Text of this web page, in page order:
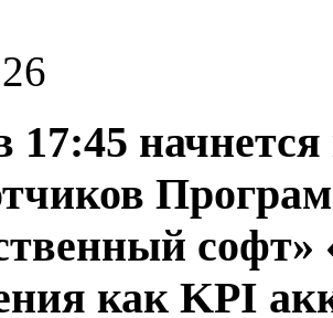
17:45
софт»
как KPI